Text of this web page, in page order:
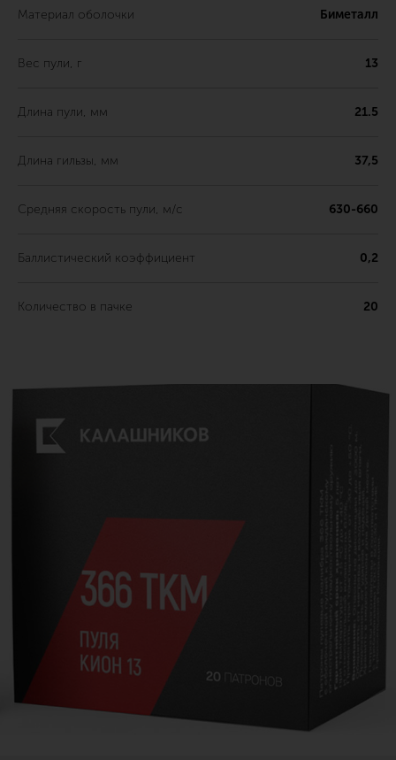
Материал оболочки Биметалл
Вес пули, г 13
Длина пули, мм 21.5
Длина гильзы, мм 37,5
Средняя скорость пули, м/с 630-660
Баллистический коэффициент 0,2
Количество в пачке 20